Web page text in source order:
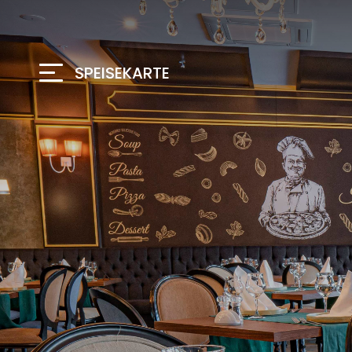
SPEISEKARTE